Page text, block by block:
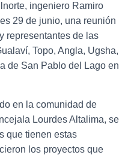
ingeniero Ramiro
29 de junio, una reunión
representantes de las
Topo, Angla, Ugsha,
de San Pablo del Lago en
en la comunidad de
Lourdes Altalima, se
que tienen estas
los proyectos que